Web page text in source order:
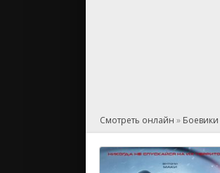
Смотреть онлайн » Боевики